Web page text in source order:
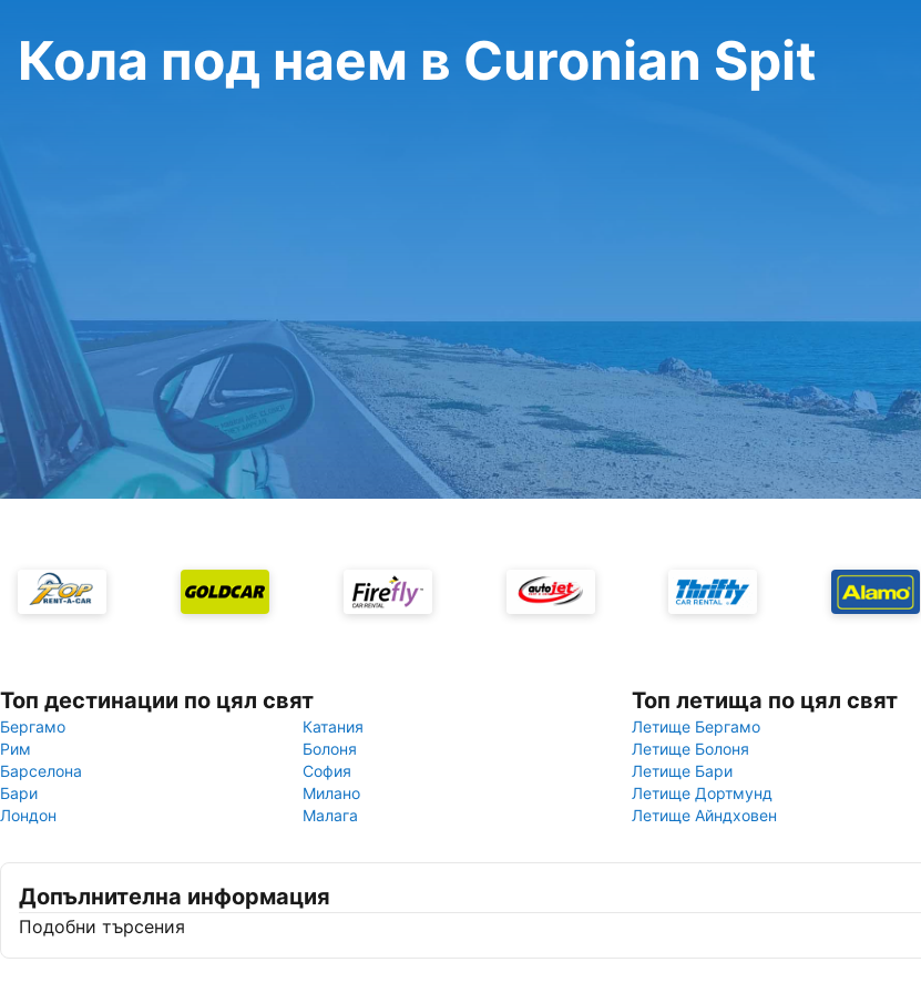
Кола под наем в Curonian Spit
Топ дестинации по цял свят
Бергамо
Катания
Рим
Болоня
Барселона
София
Бари
Милано
Лондон
Малага
Топ летища по цял свят
Летище Бергамо
Летище Болоня
Летище Бари
Летище Дортмунд
Летище Айндховен
Допълнителна информация
Подобни търсения